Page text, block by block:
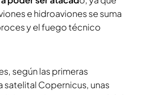
e hidroaviones se suma
y el fuego técnico
según las primeras
satelital Copernicus, unas